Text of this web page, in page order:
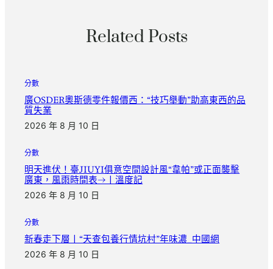
Related Posts
分數
廣OSDER奧斯德零件報價西：“技巧舉動”助高東西的品
質失業
2026 年 8 月 10 日
分數
明天進伏！臺JIUYI俱意空間設計風“韋帕”或正面襲擊
廣東，風雨時間表→丨溫度記
2026 年 8 月 10 日
分數
新春走下層丨“天查包養行情坑村”年味濃_中國網
2026 年 8 月 10 日